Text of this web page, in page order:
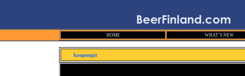
HOME WHAT´S NEW
kaupungit